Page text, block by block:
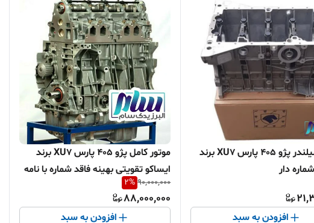
بلوک سیلندر پژو 405 پارس XU7 برند
دار
افزودن به سبد
موتور کامل پژو 405 پارس XU7 برند
ایساکو تقویتی بهینه فاقد شماره با نامه
90,000,000
2%
88,000,000
افزودن به سبد